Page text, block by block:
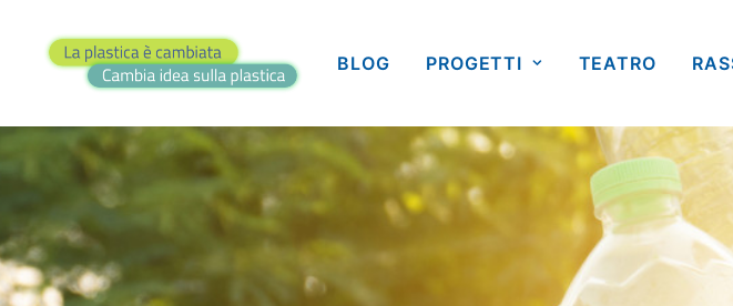
BLOG PROGETTI TEATRO